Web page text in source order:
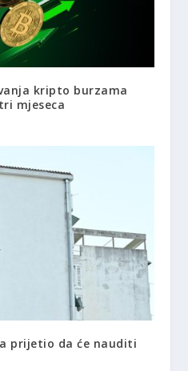
kripto burzama
mjeseca
prijetio da će nauditi